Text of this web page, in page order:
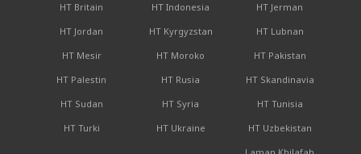
HT Britain
HT Indonesia
HT Jerman
HT Jordan
HT Kyrgyzstan
HT Lubnan
HT Mesir
HT Moroko
HT Pakistan
HT Palestin
HT Rusia
HT Skandinavia
HT Sudan
HT Syria
HT Tunisia
HT Turki
HT Ukraine
HT Uzbekistan